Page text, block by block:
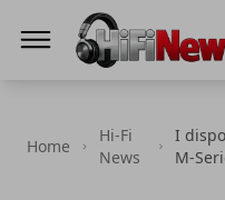
Home
Hi-Fi
News
I
M-